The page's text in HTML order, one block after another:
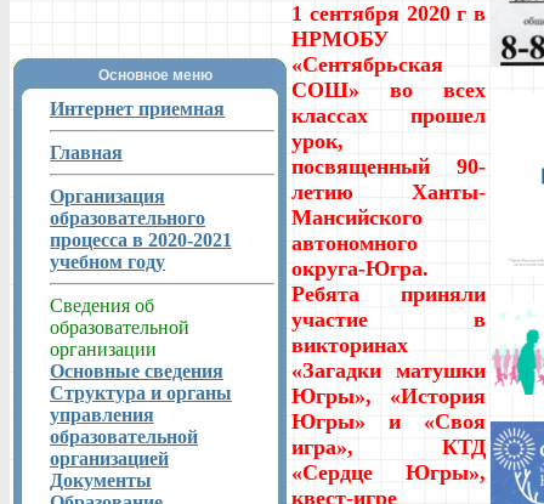
Основное меню
Интернет приемная
Главная
Организация
образовательного
процесса в 2020-2021
учебном году
Сведения об
образовательной
организации
Основные сведения
Структура и органы
управления
образовательной
организацией
Документы
1 сентября 2020 г в
НРМОБУ
«Сентябрьская
СОШ» во всех
классах прошел
урок,
посвященный 90-
летию Ханты-
Мансийского
автономного
округа-Югра.
Ребята приняли
участие в
викторинах
«Загадки матушки
Югры», «История
Югры» и «Своя
игра», КТД
«Сердце Югры»,
квест-игре